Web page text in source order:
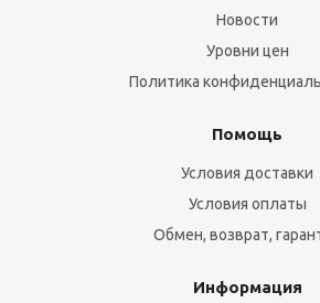
Новости
Уровни цен
Политика
Помощь
Условия доставки
Условия оплаты
Обмен, возврат,
Информация